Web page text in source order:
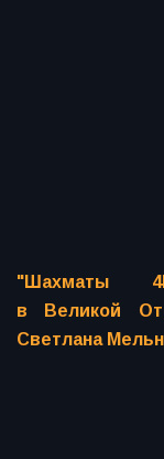
"Шахматы
в Великой
Светлана